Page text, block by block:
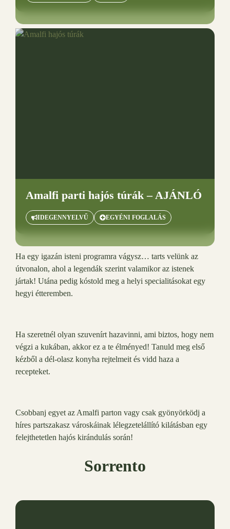
Amalfi parti hajós túrák – AJÁNLÓ
IDEGENNYELVŰ EGYÉNI FOGLALÁS
Ha egy igazán isteni programra vágysz… tarts velünk az
útvonalon, ahol a legendák szerint valamikor az istenek
jártak! Utána pedig kóstold meg a helyi specialitásokat egy
hegyi étteremben.
Ha szeretnél olyan szuvenírt hazavinni, ami biztos, hogy nem
végzi a kukában, akkor ez a te élményed! Tanuld meg első
kézből a dél-olasz konyha rejtelmeit és vidd haza a
recepteket.
Csobbanj egyet az Amalfi parton vagy csak gyönyörködj a
híres partszakasz városkáinak lélegzetelállító kilátásban egy
felejthetetlen hajós kirándulás során!
Sorrento